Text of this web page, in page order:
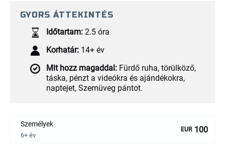
GYORS ÁTTEKINTÉS
Időtartam: 2.5 óra
Korhatár: 14+ év
Mit hozz magaddal: Fürdő ruha, törülköző,
táska, pénzt a videókra és ajándékokra,
naptejet, Szemüveg pántot.
Személyek
6+ év
EUR 100